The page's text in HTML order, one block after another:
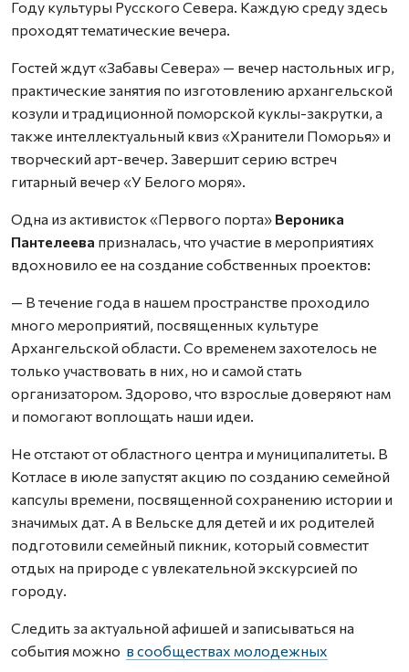
Году культуры Русского Севера. Каждую среду здесь
проходят тематические вечера.
Гостей ждут «Забавы Севера» — вечер настольных игр,
практические занятия по изготовлению архангельской
козули и традиционной поморской куклы-закрутки, а
также интеллектуальный квиз «Хранители Поморья» и
творческий арт-вечер. Завершит серию встреч
гитарный вечер «У Белого моря».
Одна из активисток «Первого порта» Вероника
Пантелеева призналась, что участие в мероприятиях
вдохновило ее на создание собственных проектов:
— В течение года в нашем пространстве проходило
много мероприятий, посвященных культуре
Архангельской области. Со временем захотелось не
только участвовать в них, но и самой стать
организатором. Здорово, что взрослые доверяют нам
и помогают воплощать наши идеи.
Не отстают от областного центра и муниципалитеты. В
Котласе в июле запустят акцию по созданию семейной
капсулы времени, посвященной сохранению истории и
значимых дат. А в Вельске для детей и их родителей
подготовили семейный пикник, который совместит
отдых на природе с увлекательной экскурсией по
городу.
Следить за актуальной афишей и записываться на
события можно в сообществах молодежных